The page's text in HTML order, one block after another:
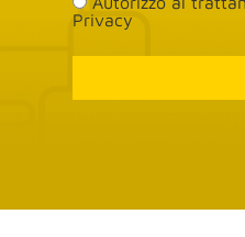
Privacy